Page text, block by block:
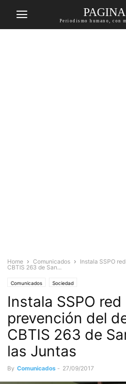
Periodismo humano, con
Home Comunicados
Instala SSPO
CBTIS 263 de San...
Comunicados Sociedad
Instala SSPO red
prevención del
CBTIS 263 de
las Juntas
By Comunicados - 27/09/2017